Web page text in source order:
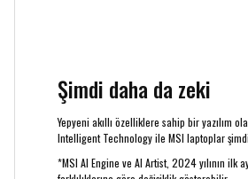
Şimdi daha da zeki
Yepyeni akıllı özelliklere sahip bir yazılım
Intelligent Technology ile MSI laptoplar
*MSI AI Engine ve AI Artist, 2024 yılının ilk